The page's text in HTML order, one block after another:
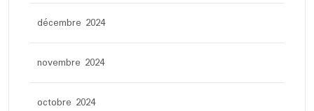
décembre 2024
novembre 2024
octobre 2024